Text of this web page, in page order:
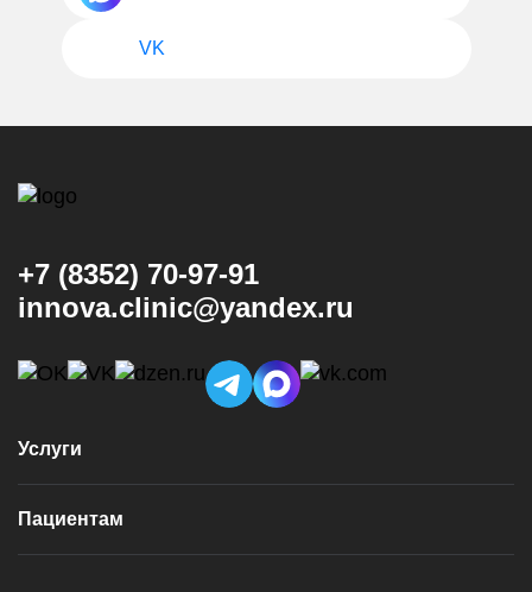
VK
+7 (8352) 70-97-91
innova.clinic@yandex.ru
Услуги
Консультация и диагностика
Пациентам